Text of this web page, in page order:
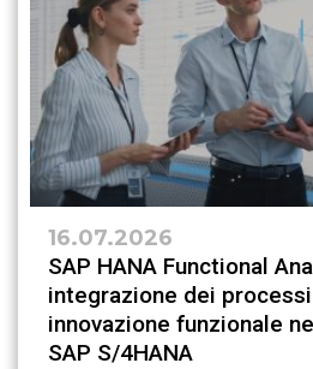
16.07.2026
SAP HANA Functional
integrazione dei
innovazione funzionale
SAP S/4HANA